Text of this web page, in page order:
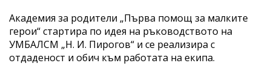
Академия за родители „Първа помощ за малките
герои“ стартира по идея на ръководството на
УМБАЛСМ „Н. И. Пирогов“ и се реализира с
отдаденост и обич към работата на екипа.